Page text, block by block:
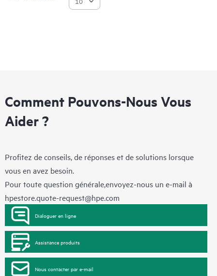
Comment Pouvons-Nous Vous
Aider ?
Profitez de conseils, de réponses et de solutions lorsque
vous en avez besoin.
Pour toute question générale,envoyez-nous un e-mail à
hpestore.quote-request@hpe.com
Dialoguer en ligne
Assistance produits
Nous contacter par e-mail